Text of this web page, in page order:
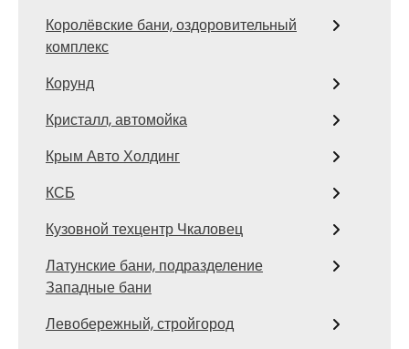
Королёвские бани, оздоровительный
комплекс
Корунд
Кристалл, автомойка
Крым Авто Холдинг
КСБ
Кузовной техцентр Чкаловец
Латунские бани, подразделение
Западные бани
Левобережный, стройгород